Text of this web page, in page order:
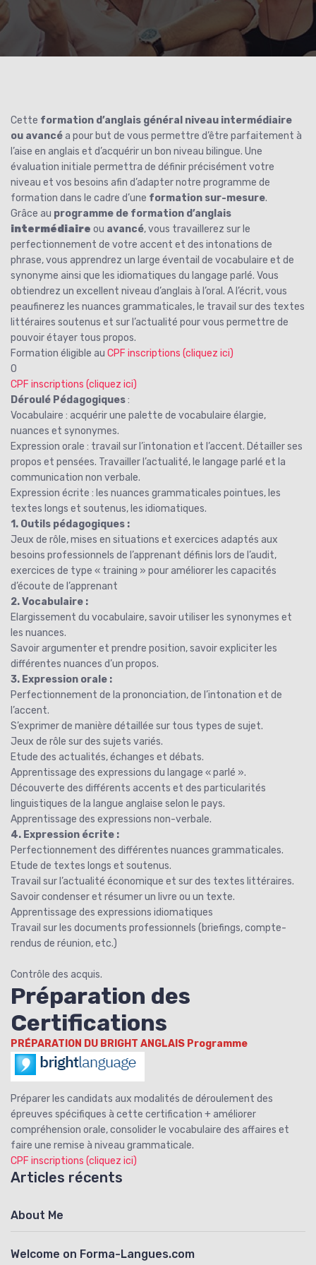
Cette formation d’anglais général niveau intermédiaire
ou avancéa pour but de vous permettre d’être parfaitement à
l’aise en anglais et d’acquérir un bon niveau bilingue. Une
évaluation initiale permettra de définir précisément votre
niveau et vos besoins afin d’adapter notre programme de
formation dans le cadre d’une formation sur-mesure.
Grâce au programme de formation d’anglais
intermédiaire ou avancé, vous travaillerez sur le
perfectionnement de votre accent et des intonations de
phrase, vous apprendrez un large éventail de vocabulaire et de
synonyme ainsi que les idiomatiques du langage parlé. Vous
obtiendrez un excellent niveau d’anglais à l’oral. A l’écrit, vous
peaufinerez les nuances grammaticales, le travail sur des textes
littéraires soutenus et sur l’actualité pour vous permettre de
pouvoir étayer tous propos.
Formation éligible au CPF inscriptions (cliquez ici)
O
CPF inscriptions (cliquez ici)
Déroulé Pédagogiques:
Vocabulaire : acquérir une palette de vocabulaire élargie,
nuances et synonymes.
Expression orale : travail sur l’intonation et l’accent. Détailler ses
propos et pensées. Travailler l’actualité, le langage parlé et la
communication non verbale.
Expression écrite : les nuances grammaticales pointues, les
textes longs et soutenus, les idiomatiques.
1. Outils pédagogiques :
Jeux de rôle, mises en situations et exercices adaptés aux
besoins professionnels de l’apprenant définis lors de l’audit,
exercices de type « training » pour améliorer les capacités
d’écoute de l’apprenant
2. Vocabulaire :
Elargissement du vocabulaire, savoir utiliser les synonymes et
les nuances.
Savoir argumenter et prendre position, savoir expliciter les
différentes nuances d’un propos.
3. Expression orale :
Perfectionnement de la prononciation, de l’intonation et de
l’accent.
S’exprimer de manière détaillée sur tous types de sujet.
Jeux de rôle sur des sujets variés.
Etude des actualités, échanges et débats.
Apprentissage des expressions du langage « parlé ».
Découverte des différents accents et des particularités
linguistiques de la langue anglaise selon le pays.
Apprentissage des expressions non-verbale.
4. Expression écrite :
Perfectionnement des différentes nuances grammaticales.
Etude de textes longs et soutenus.
Travail sur l’actualité économique et sur des textes littéraires.
Savoir condenser et résumer un livre ou un texte.
Apprentissage des expressions idiomatiques
Travail sur les documents professionnels (briefings, compte-
rendus de réunion, etc.)
Contrôle des acquis.
Préparation des
Certifications
PRÉPARATION DU BRIGHT ANGLAIS Programme
Préparer les candidats aux modalités de déroulement des
épreuves spécifiques à cette certification + améliorer
compréhension orale, consolider le vocabulaire des affaires et
faire une remise à niveau grammaticale.
CPF inscriptions (cliquez ici)
Articles récents
About Me
Welcome on Forma-Langues.com